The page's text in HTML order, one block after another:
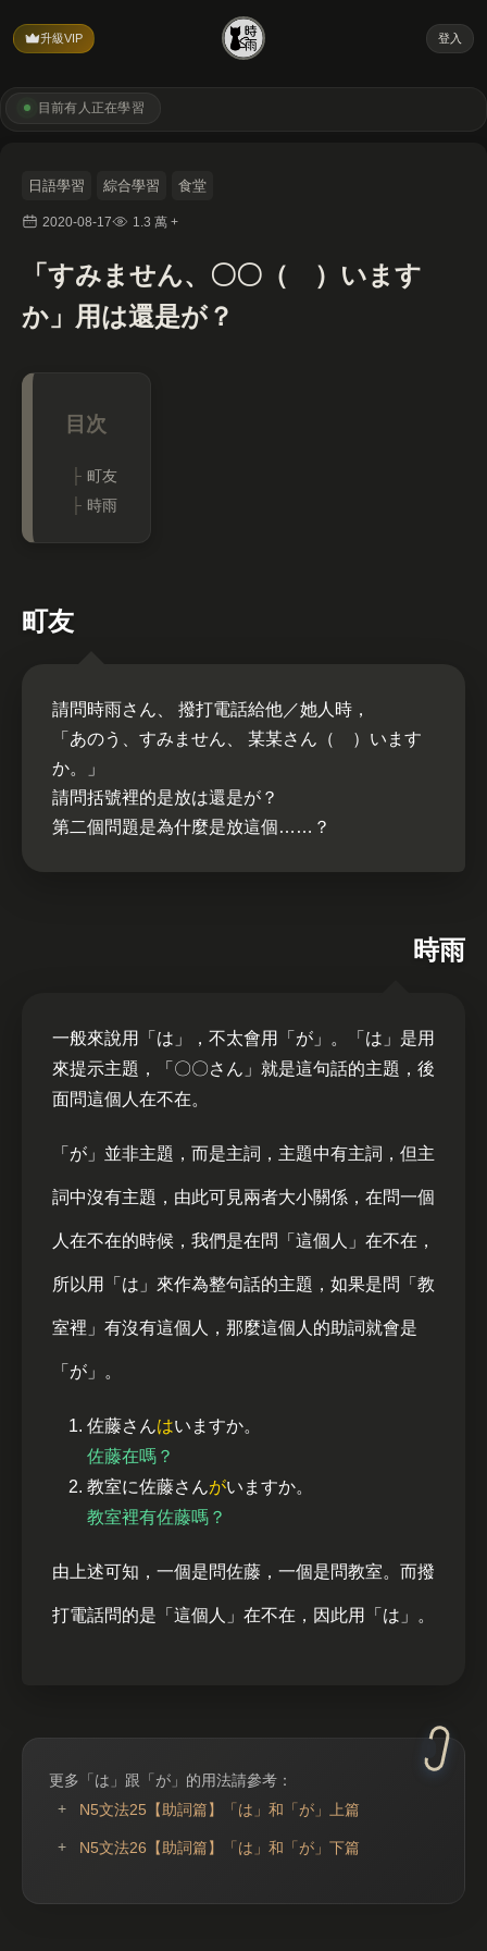
升級VIP 登入
目前有 人正在學習
日語學習 綜合學習 食堂
2020-08-17 1.3 萬 +
「すみません、〇〇（ ）います
か」用は還是が？
町友
時雨
町友
請問時雨さん、 撥打電話給他／她人時，
「あのう、すみません、 某某さん（ ）います
か。」
請問括號裡的是放は還是が？
第二個問題是為什麼是放這個……？
時雨
一般來說用「は」，不太會用「が」。「は」是用
來提示主題，「〇〇さん」就是這句話的主題，後
面問這個人在不在。
「が」並非主題，而是主詞，主題中有主詞，但主
詞中沒有主題，由此可見兩者大小關係，在問一個
人在不在的時候，我們是在問「這個人」在不在，
所以用「は」來作為整句話的主題，如果是問「教
室裡」有沒有這個人，那麼這個人的助詞就會是
「が」。
佐藤さんはいますか。
佐藤在嗎？
教室に佐藤さんがいますか。
教室裡有佐藤嗎？
由上述可知，一個是問佐藤，一個是問教室。而撥
打電話問的是「這個人」在不在，因此用「は」。
更多「は」跟「が」的用法請參考：
N5文法25【助詞篇】「は」和「が」上篇
N5文法26【助詞篇】「は」和「が」下篇